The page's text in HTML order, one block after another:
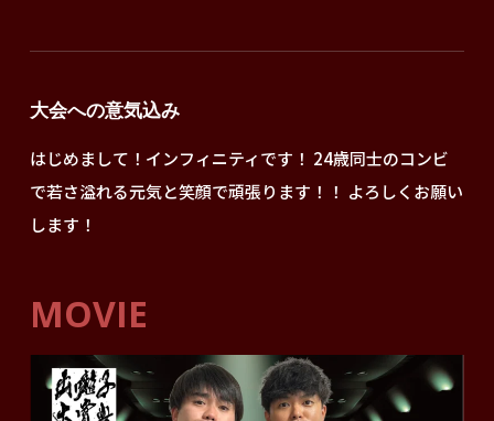
大会への意気込み
はじめまして！インフィニティです！ 24歳同士のコンビ
で若さ溢れる元気と笑顔で頑張ります！！ よろしくお願い
します！
MOVIE